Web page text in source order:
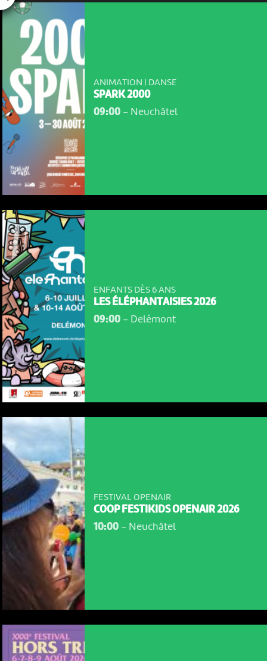
ANIMATION | DANSE
SPARK 2000
09:00- Neuchâtel
ENFANTS DÈS 6 ANS
LES ÉLÉPHANTAISIES 2026
09:00- Delémont
FESTIVAL OPENAIR
COOP FESTIKIDS OPENAIR 2026
10:00- Neuchâtel